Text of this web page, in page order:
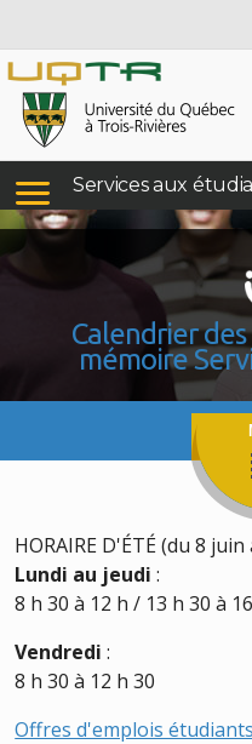
Services aux
Calendrier
mémoire
HORAIRE D'ÉTÉ (du 8
Lundi au jeudi:
8 h 30 à 12 h / 13 h 30 à
Vendredi:
8 h 30 à 12 h 30
Offres d'emplois étudiants